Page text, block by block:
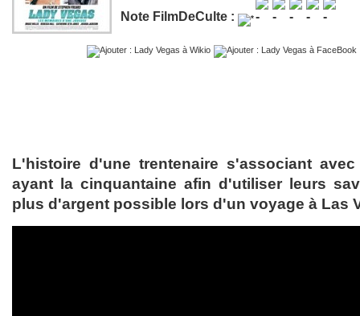
Note FilmDeCulte :
L'histoire d'une trentenaire s'associant
ayant la cinquantaine afin d'utiliser leurs
plus d'argent possible lors d'un voyage à Las